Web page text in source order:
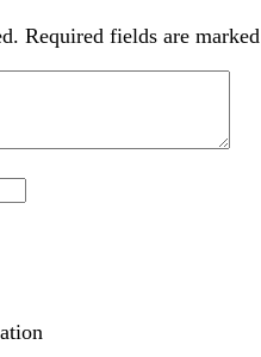
Required fields are marked